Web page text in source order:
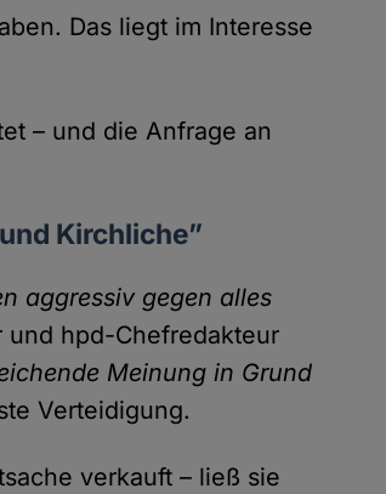
Das liegt im Interesse
– und die Anfrage an
Kirchliche”
aggressiv gegen alles
und hpd-Chef­redakteur
Meinung in Grund
Verteidigung.
verkauft – ließ sie